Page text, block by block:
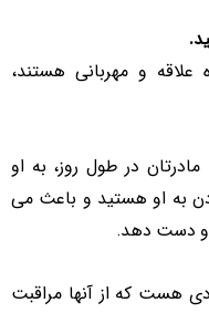
و مهربانی هستند،
در طول روز، به او
به او هستید و باعث می
دست دهد.
هست که از آنها مراقبت